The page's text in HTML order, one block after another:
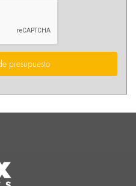
presupuesto